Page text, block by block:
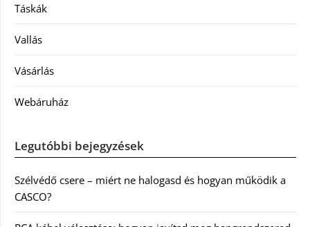
Táskák
Vallás
Vásárlás
Webáruház
Legutóbbi bejegyzések
Szélvédő csere – miért ne halogasd és hogyan működik a
CASCO?